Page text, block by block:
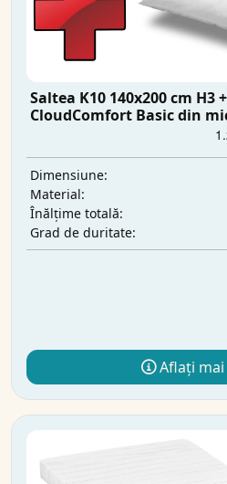
Saltea K10 140x200 cm H3
CloudComfort Basic din
Dimensiune:
Material:
Înălțime totală:
Grad de duritate:
Aflați